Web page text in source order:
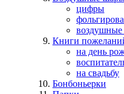
цифры
Книги
на день
на свадьбу
Бонбоньерки